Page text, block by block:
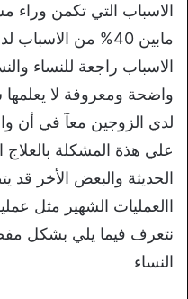
الاسباب التي تكمن وراء
الاسباب راجعة للنساء
واضحة ومعروفة لا
لدي الزوجين معآ في أن
علي هذة المشكلة بالعلاج
الحديثة والبعض الأخر
االعمليات الشهير مثل
نتعرف فيما يلي بشكل
النساء